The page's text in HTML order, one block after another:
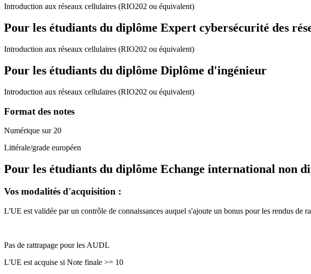
Introduction aux réseaux cellulaires (RIO202 ou équivalent)
Pour les étudiants du diplôme Expert cybersécurité des
Introduction aux réseaux cellulaires (RIO202 ou équivalent)
Pour les étudiants du diplôme Diplôme d'ingénieur
Introduction aux réseaux cellulaires (RIO202 ou équivalent)
Format des notes
Numérique sur 20
Littérale/grade européen
Pour les étudiants du diplôme Echange international non
Vos modalités d'acquisition :
L'UE est validée par un contrôle de connaissances auquel s'ajoute un bonus pour les rendus de
Pas de rattrapage pour les AUDL
L'UE est acquise si Note finale >= 10